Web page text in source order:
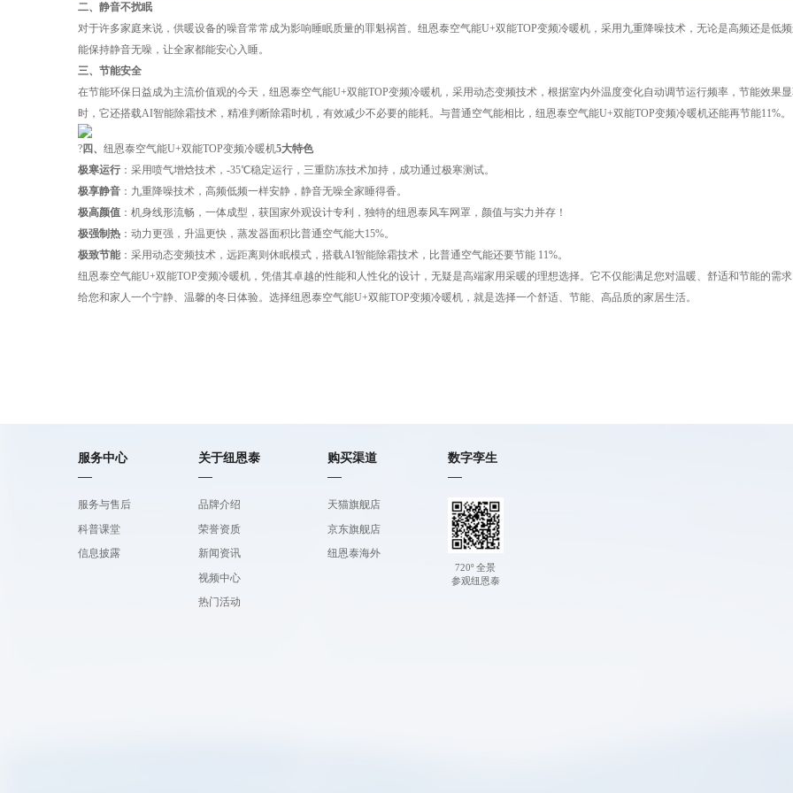
二、静音不扰眠
对于许多家庭来说，供暖设备的噪音常常成为影响睡眠质量的罪魁祸首。纽恩泰空气能U+双能TOP变频冷暖机，采用九重降噪技术，无论是高频还是低
能保持静音无噪，让全家都能安心入睡。
三、节能安全
在节能环保日益成为主流价值观的今天，纽恩泰空气能U+双能TOP变频冷暖机，采用动态变频技术，根据室内外温度变化自动调节运行频率，节能效果显
时，它还搭载AI智能除霜技术，精准判断除霜时机，有效减少不必要的能耗。与普通空气能相比，纽恩泰空气能U+双能TOP变频冷暖机还能再节能11%。
?四、纽恩泰空气能U+双能TOP变频冷暖机5大特色
极寒运行 ：采用喷气增焓技术，-35℃稳定运行，三重防冻技术加持，成功通过极寒测试。
极享静音 ：九重降噪技术，高频低频一样安静，静音无噪全家睡得香。
极高颜值 ：机身线形流畅，一体成型，获国家外观设计专利，独特的纽恩泰风车网罩，颜值与实力并存！
极强制热 ：动力更强，升温更快，蒸发器面积比普通空气能大15%。
极致节能 ：采用动态变频技术，远距离则休眠模式，搭载AI智能除霜技术，比普通空气能还要节能 11%。
纽恩泰空气能U+双能TOP变频冷暖机，凭借其卓越的性能和人性化的设计，无疑是高端家用采暖的理想选择。它不仅能满足您对温暖、舒适和节能的需
给您和家人一个宁静、温馨的冬日体验。选择纽恩泰空气能U+双能TOP变频冷暖机，就是选择一个舒适、节能、高品质的家居生活。
服务中心
服务与售后
科普课堂
信息披露
关于纽恩泰
品牌介绍
荣誉资质
新闻资讯
视频中心
热门活动
购买渠道
天猫旗舰店
京东旗舰店
纽恩泰海外
数字孪生
720º 全景
参观纽恩泰